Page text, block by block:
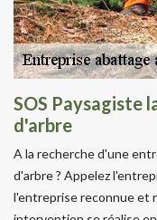
SOS Paysagiste
d'arbre
A la recherche d'une
d'arbre ? Appelez
l'entreprise reconnue et